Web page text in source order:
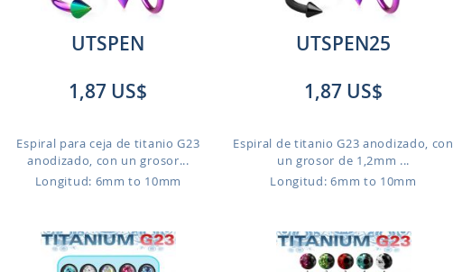
UTSPEN
1,87 US$
Espiral para ceja de titanio G23
anodizado, con un grosor...
Longitud: 6mm to 10mm
UTSPEN25
1,87 US$
Espiral de titanio G23 anodizado, con
un grosor de 1,2mm ...
Longitud: 6mm to 10mm